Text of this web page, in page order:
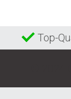
Top-